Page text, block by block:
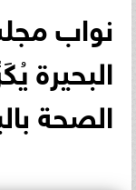
نواب
البحيرة
الصحة